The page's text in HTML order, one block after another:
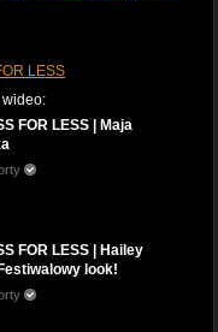
LESS
wideo:
FOR LESS | Maja
FOR LESS | Hailey
look!